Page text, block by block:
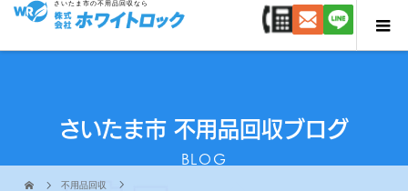
さいたま市の不用品回収なら
さいたま市 不用品回収ブログ
BLOG
不用品回収